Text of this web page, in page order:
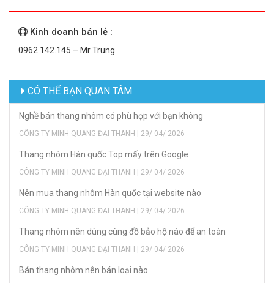
Kinh doanh bán lẻ :
0962.142.145 – Mr Trung
CÓ THỂ BẠN QUAN TÂM
Nghề bán thang nhôm có phù hợp với bạn không
CÔNG TY MINH QUANG ĐẠI THANH | 29/ 04/ 2026
Thang nhôm Hàn quốc Top mấy trên Google
CÔNG TY MINH QUANG ĐẠI THANH | 29/ 04/ 2026
Nên mua thang nhôm Hàn quốc tại website nào
CÔNG TY MINH QUANG ĐẠI THANH | 29/ 04/ 2026
Thang nhôm nên dùng cùng đồ bảo hộ nào để an toàn
CÔNG TY MINH QUANG ĐẠI THANH | 29/ 04/ 2026
Bán thang nhôm nên bán loại nào